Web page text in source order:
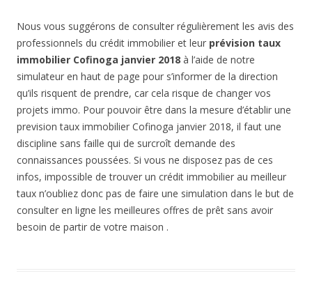
Nous vous suggérons de consulter régulièrement les avis des
professionnels du crédit immobilier et leur prévision taux
immobilier Cofinoga janvier 2018 à l’aide de notre
simulateur en haut de page pour s’informer de la direction
qu’ils risquent de prendre, car cela risque de changer vos
projets immo. Pour pouvoir être dans la mesure d’établir une
prevision taux immobilier Cofinoga janvier 2018, il faut une
discipline sans faille qui de surcroît demande des
connaissances poussées. Si vous ne disposez pas de ces
infos, impossible de trouver un crédit immobilier au meilleur
taux n’oubliez donc pas de faire une simulation dans le but de
consulter en ligne les meilleures offres de prêt sans avoir
besoin de partir de votre maison .